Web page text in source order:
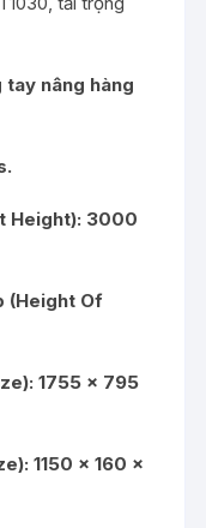
nâng hàng
Height): 3000
(Height Of
1755 x 795
1150 x 160 x